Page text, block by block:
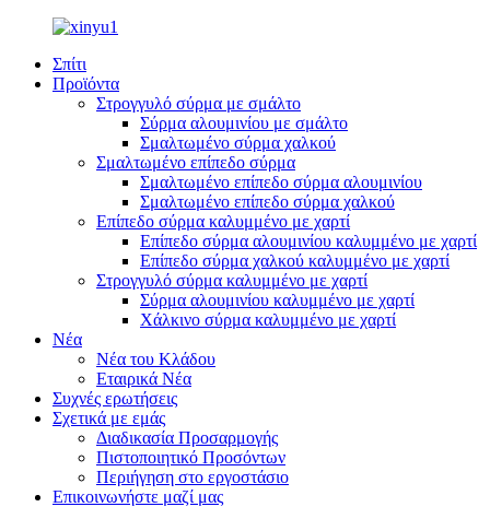
Σπίτι
Προϊόντα
Στρογγυλό σύρμα με σμάλτο
Σύρμα αλουμινίου με σμάλτο
Σμαλτωμένο σύρμα χαλκού
Σμαλτωμένο επίπεδο σύρμα
Σμαλτωμένο επίπεδο σύρμα αλουμινίου
Σμαλτωμένο επίπεδο σύρμα χαλκού
Επίπεδο σύρμα καλυμμένο με χαρτί
Επίπεδο σύρμα αλουμινίου καλυμμένο με χαρτί
Επίπεδο σύρμα χαλκού καλυμμένο με χαρτί
Στρογγυλό σύρμα καλυμμένο με χαρτί
Σύρμα αλουμινίου καλυμμένο με χαρτί
Χάλκινο σύρμα καλυμμένο με χαρτί
Νέα
Νέα του Κλάδου
Εταιρικά Νέα
Συχνές ερωτήσεις
Σχετικά με εμάς
Διαδικασία Προσαρμογής
Πιστοποιητικό Προσόντων
Περιήγηση στο εργοστάσιο
Επικοινωνήστε μαζί μας